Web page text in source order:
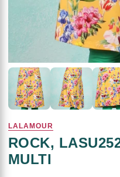
LALAMOUR
ROCK,
MULTI